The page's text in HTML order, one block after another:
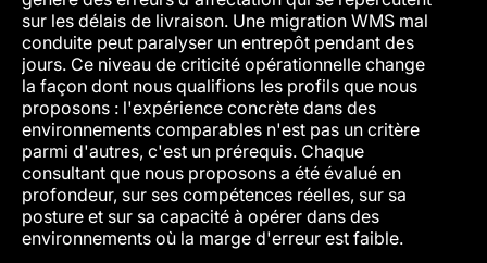
sur les délais de livraison. Une migration WMS mal
conduite peut paralyser un entrepôt pendant des
jours. Ce niveau de criticité opérationnelle change
la façon dont nous qualifions les profils que nous
proposons : l'expérience concrète dans des
environnements comparables n'est pas un critère
parmi d'autres, c'est un prérequis. Chaque
consultant que nous proposons a été évalué en
profondeur, sur ses compétences réelles, sur sa
posture et sur sa capacité à opérer dans des
environnements où la marge d'erreur est faible.